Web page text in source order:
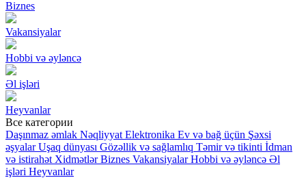
Biznes
Vakansiyalar
Hobbi və əyləncə
Əl işləri
Heyvanlar
Все категории
Daşınmaz əmlak Nəqliyyat Elektronika Ev və bağ üçün Şəxsi
əşyalar Uşaq dünyası Gözəllik və sağlamlıq Təmir və tikinti İdman
və istirahət Xidmətlər Biznes Vakansiyalar Hobbi və əyləncə Əl
işləri Heyvanlar